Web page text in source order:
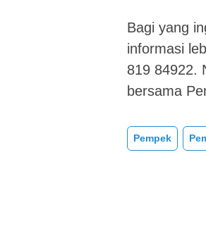
Bagi yang
informasi
819 84922.
bersama
Pempek